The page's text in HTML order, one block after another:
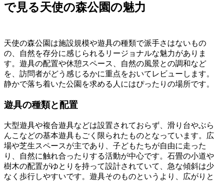
で見る天使の森公園の魅力
天使の森公園は施設規模や遊具の種類で派手さはないもの
の、自然を存分に感じられるリージョナルな魅力がありま
す。遊具の配置や休憩スペース、自然の風景との調和など
を、訪問者がどう感じるかに重点をおいてレビューします。
静かで落ち着いた公園を求める人にはぴったりの場所です。
遊具の種類と配置
大型遊具や複合遊具などは設置されておらず、滑り台やぶら
んこなどの基本遊具もごく限られたものとなっています。広
場や芝生スペースが主であり、子どもたちが自由に走った
り、自然に触れ合ったりする活動が中心です。石畳の小道や
樹木の配置がゆとりを持って設計されていて、急な傾斜は少
なく歩行しやすいです。遊具そのものというより、広がりと